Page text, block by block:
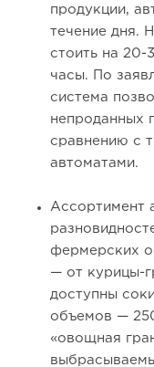
продукции,
течение дня.
стоить на 20-
часы. По
система
непроданных
сравнению с
автоматами.
Ассортимент
фермерских
— от курицы-
доступны
объемов —
«овощная